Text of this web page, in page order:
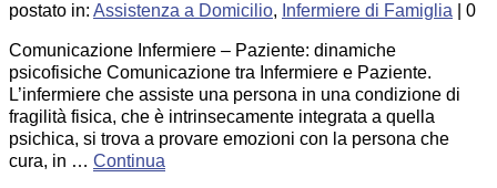
postato in: Assistenza a Domicilio, Infermiere di Famiglia 0
Comunicazione Infermiere – Paziente: dinamiche
psicofisiche Comunicazione tra Infermiere e Paziente.
L’infermiere che assiste una persona in una condizione di
fragilità fisica, che è intrinsecamente integrata a quella
psichica, si trova a provare emozioni con la persona che
cura, in … Continua